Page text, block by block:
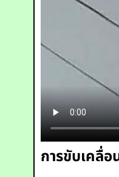
การขับเคลื่